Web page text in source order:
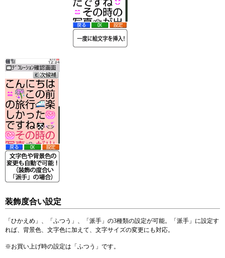
装飾度合い設定
「ひかえめ」、「ふつう」、「派手」の3種類の設定が可能。「派手」に設定す
れば、背景色、文字色に加えて、文字サイズの変更にも対応。
※お買い上げ時の設定は「ふつう」です。